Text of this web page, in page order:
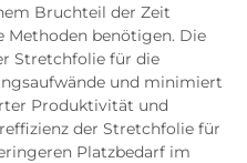
Bruchteil der Zeit
Methoden benötigen. Die
Stretchfolie für die
und minimiert
Produktivität und
der Stretchfolie für
Platzbedarf im